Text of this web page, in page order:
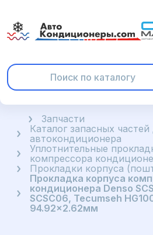
ГлавнаяЗапчасти
Каталог запасных
автокондиционера
Уплотнительные
компрессора
Прокладки корпуса
Прокладка корпуса
кондиционера Denso
SCSC06, Tecumseh
94.92x2.62мм